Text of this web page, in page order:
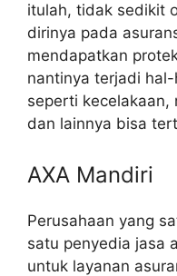
itulah, tidak sedikit
dirinya pada
mendapatkan
nantinya terjadi
seperti kecelakaan,
dan lainnya bisa
AXA Mandiri
Perusahaan yang
satu penyedia jasa
untuk layanan